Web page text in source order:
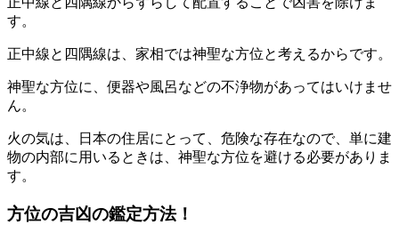
す。
正中線と四隅線は、家相では神聖な方位と考えるからです。
神聖な方位に、便器や風呂などの不浄物があってはいけませ
ん。
火の気は、日本の住居にとって、危険な存在なので、単に建
物の内部に用いるときは、神聖な方位を避ける必要がありま
す。
方位の吉凶の鑑定方法！